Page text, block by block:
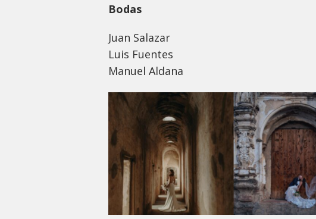
Bodas
Juan Salazar
Luis Fuentes
Manuel Aldana